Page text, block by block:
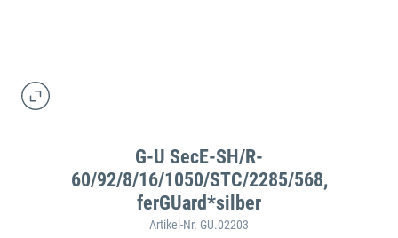
G-U SecE-SH/R-
60/92/8/16/1050/STC/2285/568,
ferGUard*silber
Artikel-Nr. GU.02203